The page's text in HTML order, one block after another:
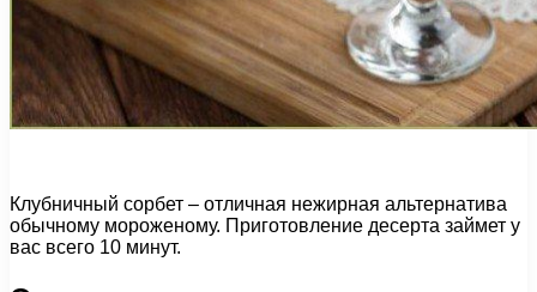
Клубничный сорбет – отличная нежирная альтернатива
обычному мороженому. Приготовление десерта займет у
вас всего 10 минут.